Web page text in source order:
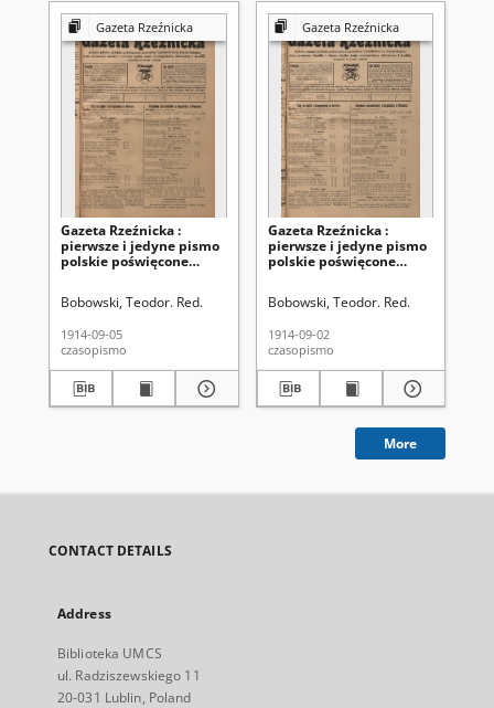
Gazeta Rzeźnicka
Gazeta Rzeźnicka :
pierwsze i jedyne pismo
polskie poświęcone
chowu bydła,
drobiu / [red. Teodor
Bobowski]. R. 1, Nr 83 (5
września 1914)
Bobowski, Teodor. Red.
1914-09-05
czasopismo
Gazeta Rzeźnicka
Gazeta Rzeźnicka :
pierwsze i jedyne pismo
polskie poświęcone
chowu bydła,
drobiu / [red. Teodor
Bobowski]. R. 1, Nr 82 (2
września 1914)
Bobowski, Teodor. Red.
1914-09-02
czasopismo
More
CONTACT DETAILS
Address
Biblioteka UMCS
ul. Radziszewskiego 11
20-031 Lublin, Poland